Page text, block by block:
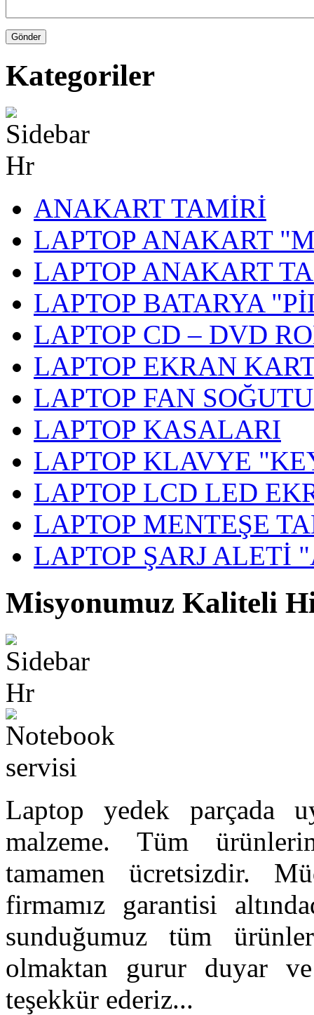
Kategoriler
ANAKART TAMİRİ
LAPTOP ANAKART
LAPTOP ANAKART
LAPTOP BATARYA
LAPTOP CD – DVD
LAPTOP EKRAN
LAPTOP FAN
LAPTOP KASALARI
LAPTOP KLAVYE
LAPTOP LCD LED
LAPTOP MENTEŞE
LAPTOP ŞARJ ALETİ
Misyonumuz Kaliteli
Laptop yedek parçada
malzeme. Tüm
tamamen ücretsizdir.
firmamız garantisi
sunduğumuz tüm
olmaktan gurur duyar
teşekkür ederiz...